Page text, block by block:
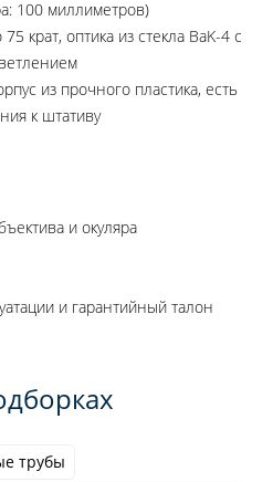
100 миллиметров)
крат, оптика из стекла BaK-4 с
из прочного пластика, есть
к штативу
и окуляра
и гарантийный талон
трубы